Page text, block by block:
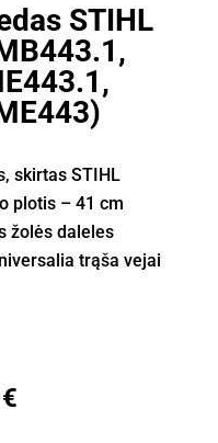
STIHL
skirtas STIHL
plotis – 41 cm
žolės daleles
trąša vejai
€